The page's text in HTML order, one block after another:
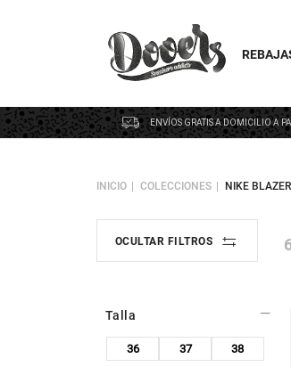
ENVÍOS GRATIS A DOMICILIO A
INICIO COLECCIONES NIKE BLAZER
OCULTAR FILTROS
Talla
36 37 38